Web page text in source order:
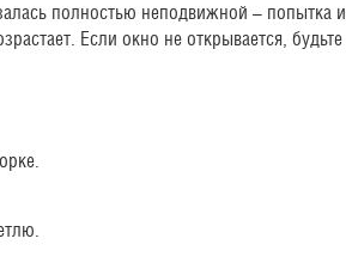
полностью неподвижной – попытка
Если окно не открывается,